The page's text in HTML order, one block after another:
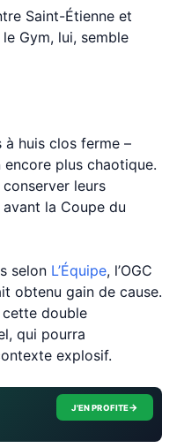
Saint-Étienne et
Gym, lui, semble
huis clos ferme –
plus chaotique.
leurs
la Coupe du
selon L’Équipe, l’OGC
obtenu gain de cause.
cette double
qui pourra
explosif.
J'EN PROFITE→